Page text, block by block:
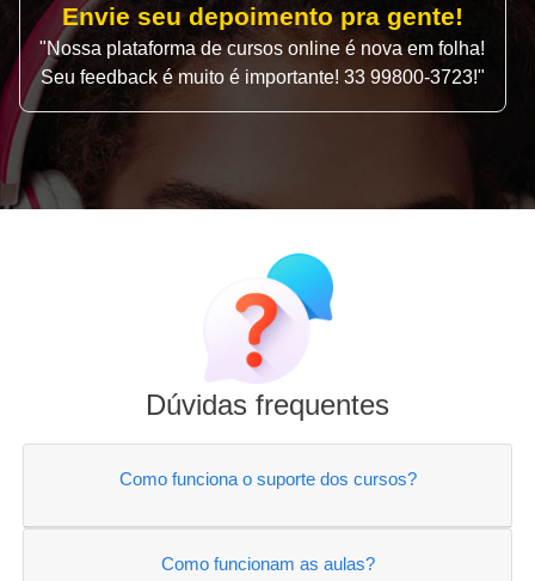
Envie seu depoimento pra gente!
"Nossa plataforma de cursos online é nova em folha!
Seu feedback é muito é importante! 33 99800-3723!"
Dúvidas frequentes
Como funciona o suporte dos cursos?
Como funcionam as aulas?